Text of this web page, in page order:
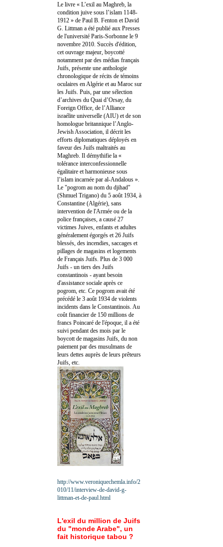
Le livre « L’exil au Maghreb, la
condition juive sous l’islam 1148-
1912 » de Paul B. Fenton et David
G. Littman a été publié aux Presses
de l'université Paris-Sorbonne le 9
novembre 2010. Succès d'édition,
cet ouvrage majeur, boycotté
notamment par des médias français
Juifs, présente une anthologie
chronologique de récits de témoins
oculaires en Algérie et au Maroc sur
les Juifs. Puis, par une sélection
d’archives du Quai d’Orsay, du
Foreign Office, de l’Alliance
israélite universelle (AIU) et de son
homologue britannique l’Anglo-
Jewish Association, il décrit les
efforts diplomatiques déployés en
faveur des Juifs maltraités au
Maghreb. Il démythifie la «
tolérance interconfessionnelle
égalitaire et harmonieuse sous
l’islam incarnée par al-Andalous ».
Le "pogrom au nom du djihad"
(Shmuel Trigano) du 5 août 1934, à
Constantine (Algérie), sans
intervention de l'Armée ou de la
police françaises, a causé 27
victimes Juives, enfants et adultes
généralement égorgés et 26 Juifs
blessés, des incendies, saccages et
pillages de magasins et logements
de Français Juifs. Plus de 3 000
Juifs - un tiers des Juifs
constantinois - ayant besoin
d'assistance sociale après ce
pogrom, etc. Ce pogrom avait été
précédé le 3 août 1934 de violents
incidents dans le Constantinois. Au
coût financier de 150 millions de
francs Poincaré de l'époque, il a été
suivi pendant des mois par le
boycott de magasins Juifs, du non
paiement par des musulmans de
leurs dettes auprès de leurs prêteurs
Juifs, etc.
http://www.veroniquechemla.info/2
010/11/interview-de-david-g-
littman-et-de-paul.html
L'exil du million de Juifs
du "monde Arabe", un
fait historique tabou ?